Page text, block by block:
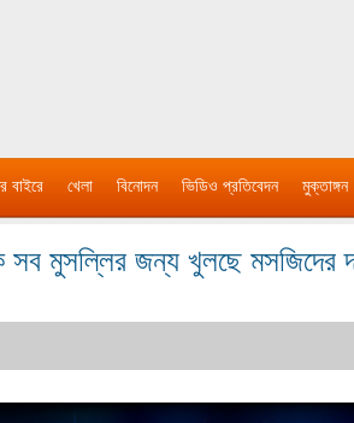
বাইরে খেলা বিনোদন ভিডিও প্রতিবেদন মুক্তাঙ্গন
সব মুসল্লির জন্য খুলছে মসজিদের